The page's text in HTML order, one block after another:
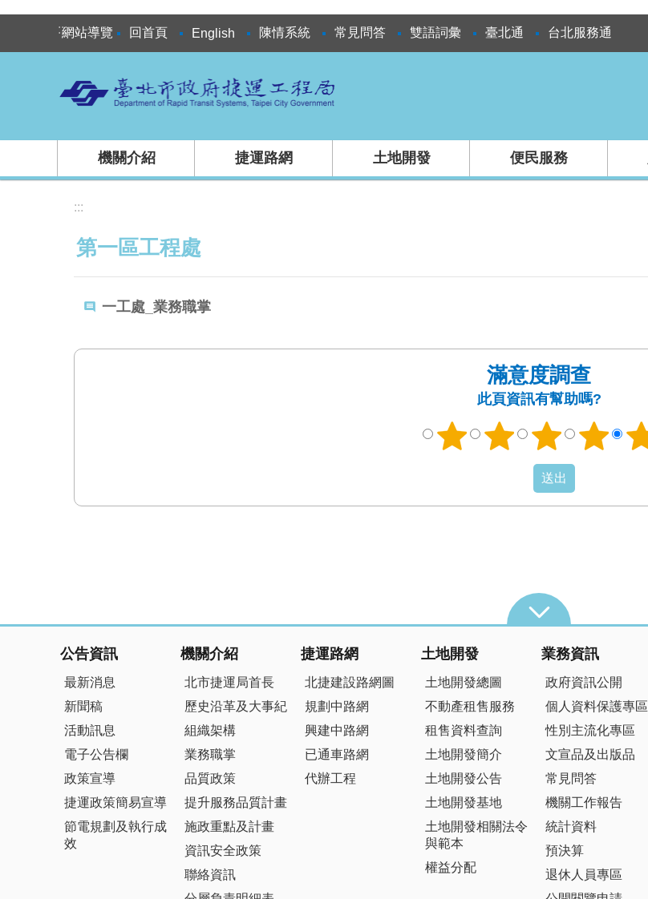
跳到主要內容區塊
:::網站導覽 回首頁 English 陳情系統 常見問答 雙語詞彙 臺北通 台北服務通
機關介紹 捷運路網 土地開發 便民服務
:::
第一區工程處
一工處_業務職掌
滿意度調查
此頁資訊有幫助嗎?
公告資訊
最新消息
新聞稿
活動訊息
電子公告欄
政策宣導
捷運政策簡易宣導
節電規劃及執行成
效
機關介紹
北市捷運局首長
歷史沿革及大事紀
組織架構
業務職掌
品質政策
提升服務品質計畫
施政重點及計畫
資訊安全政策
聯絡資訊
捷運路網
北捷建設路網圖
規劃中路網
興建中路網
已通車路網
代辦工程
土地開發
土地開發總圖
不動產租售服務
租售資料查詢
土地開發簡介
土地開發公告
土地開發基地
土地開發相關法令
與範本
權益分配
業務資訊
政府資訊公開
個人資料保護專區
性別主流化專區
文宣品及出版品
常見問答
機關工作報告
統計資料
預決算
退休人員專區